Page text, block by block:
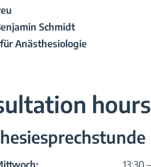
Schmidt
Anästhesiologie
hours
13:30